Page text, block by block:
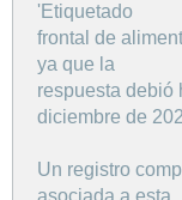
'Etiquetado
frontal de
ya que la
respuesta debió
diciembre de
Un registro
asociada a esta